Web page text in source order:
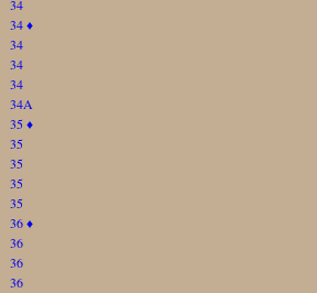
34
34♦
34
34
34
34A
35♦
35
35
35
35
36♦
36
36
36